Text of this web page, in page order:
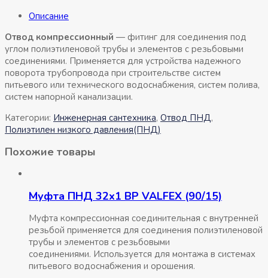
Описание
Отвод компрессионный — фитинг для соединения под
углом полиэтиленовой трубы и элементов с резьбовыми
соединениями. Применяется для устройства надежного
поворота трубопровода при строительстве систем
питьевого или технического водоснабжения, систем полива,
систем напорной канализации.
Категории: Инженерная сантехника, Отвод ПНД,
Полиэтилен низкого давления(ПНД)
Похожие товары
Муфта ПНД 32х1 ВР VALFEX (90/15)
Муфта компрессионная соединительная c внутренней
резьбой применяется для соединения полиэтиленовой
трубы и элементов с резьбовыми
соединениями. Используется для монтажа в системах
питьевого водоснабжения и орошения.